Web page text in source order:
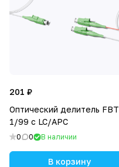
201 ₽
Оптический делитель FBT
1/99 с LC/APC
0 0 В наличии
В корзину